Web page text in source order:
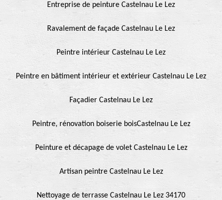
Entreprise de peinture Castelnau Le Lez
Ravalement de façade Castelnau Le Lez
Peintre intérieur Castelnau Le Lez
Peintre en bâtiment intérieur et extérieur Castelnau Le Lez
Façadier Castelnau Le Lez
Peintre, rénovation boiserie boisCastelnau Le Lez
Peinture et décapage de volet Castelnau Le Lez
Artisan peintre Castelnau Le Lez
Nettoyage de terrasse Castelnau Le Lez 34170